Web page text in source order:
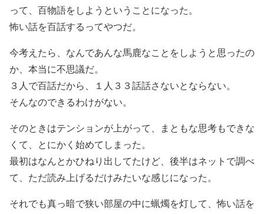
って、百物語をしようということになった。
怖い話を百話するってやつだ。
今考えたら、なんであんな馬鹿なことをしようと思ったの
か、本当に不思議だ。
３人で百話だから、１人３３話話さないとならない。
そんなのできるわけがない。
そのときはテンションが上がって、まともな思考もできな
くて、とにかく始めてしまった。
最初はなんとかひねり出してたけど、後半はネットで調べ
て、ただ読み上げるだけみたいな感じになった。
それでも真っ暗で狭い部屋の中に蝋燭を灯して、怖い話を